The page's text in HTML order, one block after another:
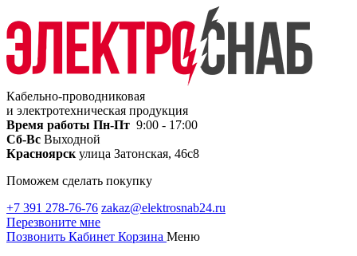
Кабельно-проводниковая
и электротехническая продукция
Время работы Пн-Пт 9:00 - 17:00
Сб-Вс Выходной
Красноярск улица Затонская, 46с8
Поможем сделать покупку
+7 391 278-76-76 zakaz@elektrosnab24.ru
Перезвоните мне
Позвонить Кабинет Корзина Меню